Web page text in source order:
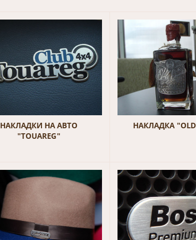
НАКЛАДКИ НА АВТО
"TOUAREG"
НАКЛАДКА "OLD